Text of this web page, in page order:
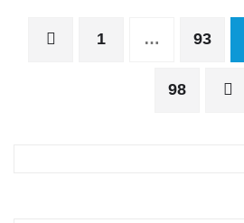
Posts
pagination
1 … 93
98